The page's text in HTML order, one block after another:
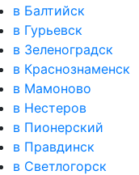
в Балтийск
в Гурьевск
в Зеленоградск
в Краснознаменск
в Мамоново
в Нестеров
в Пионерский
в Правдинск
в Светлогорск